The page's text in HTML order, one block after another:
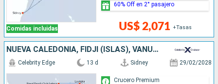
Comidas incluidas US$ 2,071 +Tasas
60% Off en 2° pasajero
NUEVA CALEDONIA, FIDJI (ISLAS), VANUATU, AUSTRALIA
Celebrity Edge 13 d Sidney 29/02/2028
Crucero Premium